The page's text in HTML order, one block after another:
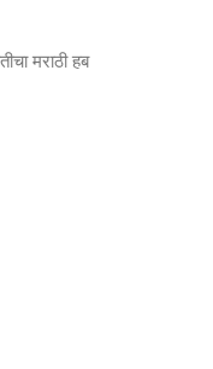
मराठी हब